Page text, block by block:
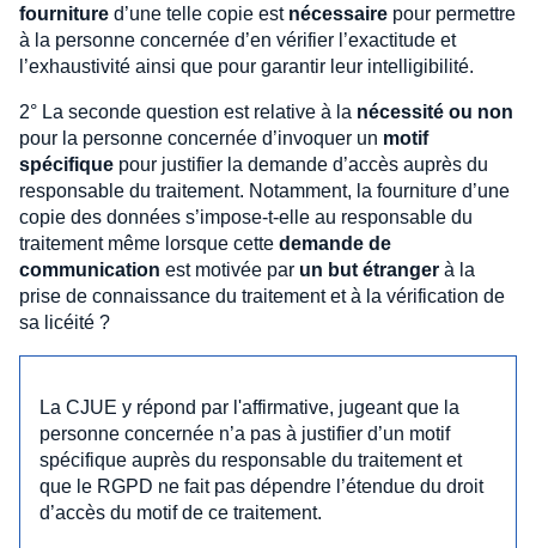
fourniture d’une telle copie est nécessaire pour permettre
à la personne concernée d’en vérifier l’exactitude et
l’exhaustivité ainsi que pour garantir leur intelligibilité.
2° La seconde question est relative à la nécessité ou non
pour la personne concernée d’invoquer un motif
spécifique pour justifier la demande d’accès auprès du
responsable du traitement. Notamment, la fourniture d’une
copie des données s’impose-t-elle au responsable du
traitement même lorsque cette demande de
communication est motivée par un but étranger à la
prise de connaissance du traitement et à la vérification de
sa licéité ?
La CJUE y répond par l'affirmative, jugeant que la
personne concernée n’a pas à justifier d’un motif
spécifique auprès du responsable du traitement et
que le RGPD ne fait pas dépendre l’étendue du droit
d’accès du motif de ce traitement.